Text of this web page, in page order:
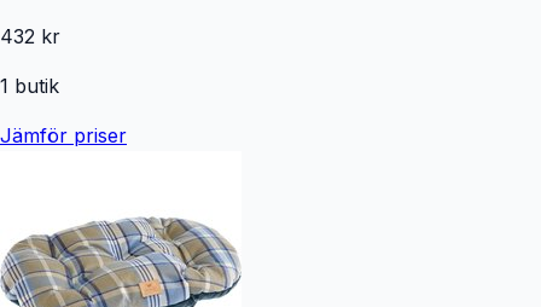
432 kr
1 butik
Jämför priser